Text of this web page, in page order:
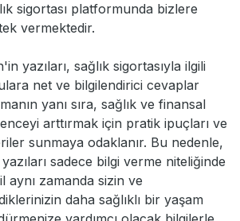
sigortası platformunda bizlere
vermektedir.
yazıları, sağlık sigortasıyla ilgili
net ve bilgilendirici cevaplar
yanı sıra, sağlık ve finansal
arttırmak için pratik ipuçları ve
sunmaya odaklanır. Bu nedenle,
sadece bilgi verme niteliğinde
aynı zamanda sizin ve
daha sağlıklı bir yaşam